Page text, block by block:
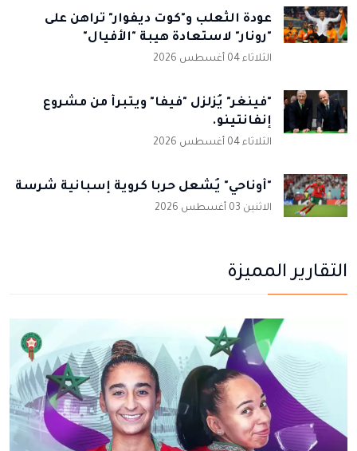
عودة الثعلب و"كوت ديفوار" تراهن على
"رونار" لاستعادة هيبة "الأفيال"
الثلاثاء 04 أغسطس 2026
"فينغر" يُزلزل "فيفا" ويتبرأ من مشروع
إنفانتينو.
الثلاثاء 04 أغسطس 2026
"أوناحي" يُشعل حربا كروية إسبانية شرسة
الاثنين 03 أغسطس 2026
التقارير المميزة